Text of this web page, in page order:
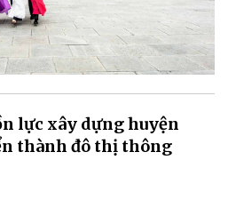
lực xây dựng huyện
thành đô thị thông